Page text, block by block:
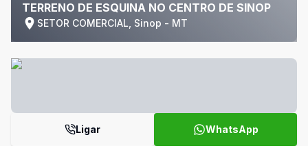
TERRENO DE ESQUINA NO CENTRO DE SINOP
SETOR COMERCIAL, Sinop - MT
Ligar WhatsApp